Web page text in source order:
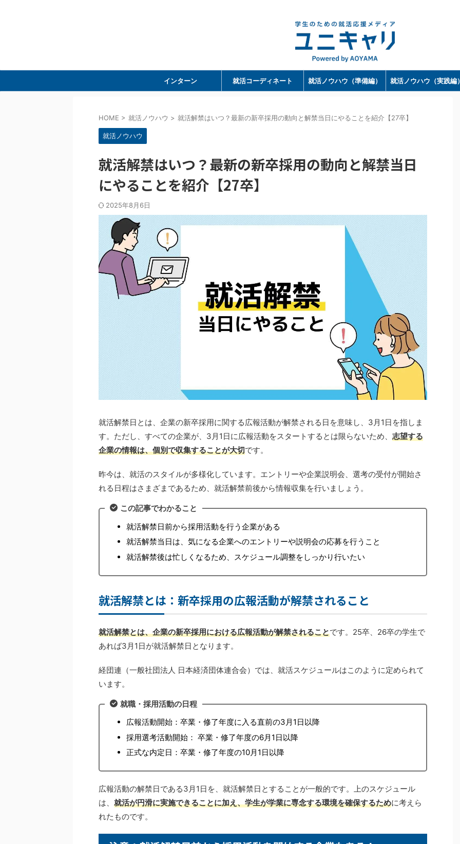
インターン 就活コーディネート 就活ノウハウ（準備編） 就活ノウハウ（実践編）
HOME > 就活ノウハウ > 就活解禁はいつ？最新の新卒採用の動向と解禁当日にやることを紹介【27卒】
就活ノウハウ
就活解禁はいつ？最新の新卒採用の動向と解禁当日
にやることを紹介【27卒】
2025年8月6日
就活解禁日とは、企業の新卒採用に関する広報活動が解禁される日を意味し、3月1日を指しま
す。ただし、すべての企業が、3月1日に広報活動をスタートするとは限らないため、 志望する
企業の情報は、個別で収集することが大切です。
昨今は、就活のスタイルが多様化しています。エントリーや企業説明会、選考の受付が開始さ
れる日程はさまざまであるため、就活解禁前後から情報収集を行いましょう。
この記事でわかること
就活解禁日前から採用活動を行う企業がある
就活解禁当日は、気になる企業へのエントリーや説明会の応募を行うこと
就活解禁後は忙しくなるため、スケジュール調整をしっかり行いたい
就活解禁とは：新卒採用の広報活動が解禁されること
就活解禁とは、企業の新卒採用における広報活動が解禁されることです。25卒、26卒の学生で
あれば3月1日が就活解禁日となります。
経団連（一般社団法人 日本経済団体連合会）では、就活スケジュールはこのように定められて
います。
就職・採用活動の日程
広報活動開始：卒業・修了年度に入る直前の3月1日以降
採用選考活動開始： 卒業・修了年度の6月1日以降
正式な内定日：卒業・修了年度の10月1日以降
広報活動の解禁日である3月1日を、就活解禁日とすることが一般的です。上のスケジュール
は、 就活が円滑に実施できることに加え、学生が学業に専念する環境を確保するために考えら
れたものです。